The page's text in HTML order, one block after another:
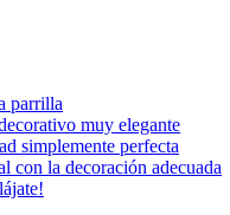
parrilla
muy elegante
simplemente perfecta
con la decoración adecuada